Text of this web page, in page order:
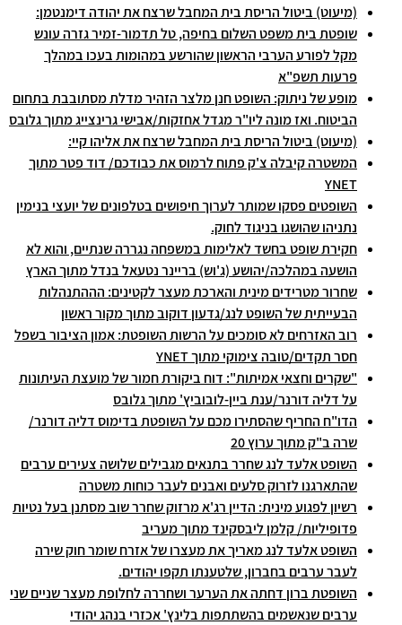
(מיעוט) ביטול הריסת בית המחבל שרצח את יהודה דימנטמן:
שופטת בית משפט השלום בחיפה, טל תדמור-זמיר גזרה עונש
מקל לפורע הערבי הראשון שהורשע במהומות בעכו במהלך
פרעות תשפ"א
מופע של ניתוק: השופט חנן מלצר הזהיר מדלת מסתובבת בתחום
הביטוח. ואז מונה ליו"ר מגדל אחזקות/אבישי גרינצייג מתוך גלובס
(מיעוט) ביטול הריסת בית המחבל שרצח את אליהו קיי:
המשטרה קיבלה צ'ק פתוח לרמוס את כבודכם/ דוד פטר מתוך
YNET
השופטים פסקו שמותר לערוך חיפושים בטלפונים של יועצי בנימין
נתניהו שהושגו בניגוד לחוק.
חקירת שופט בחשד לאלימות במשפחה נגררה שנתיים, והוא לא
הושעה במהלכה/יהושע (ג'וש) בריינר נטעאל בנדל מתוך הארץ
שחרור מטרידים מינית והארכת מעצר לקטינים: הההתנהלות
הבעייתית של השופט לנג/גדעון דוקוב מתוך מקור ראשון
רוב האזרחים לא סומכים על הרשות השופטת: אמון הציבור בשפל
חסר תקדים/טובה צימוקי מתוך YNET
"שקרים וחצאי אמיתות": דוח ביקורת חמור של מועצת העיתונות
על דליה דורנר/ענת ביין-לובוביץ' מתוך גלובס
הדו"ח החריף שהסתירו מכם על השופטת בדימוס דליה דורנר/
שרה ב"ק מתוך ערוץ 20
השופט אלעד לנג שחרר בתנאים מגבילים שלושה צעירים ערבים
שהתארגנו לזרוק סלעים ואבנים לעבר כוחות משטרה
רשיון לפגוע מינית: הדיין רג'א מרזוק שחרר שוב מסתנן בעל נטיות
פדופיליות/ קלמן ליבסקינד מתוך מעריב
השופט אלעד לנג מאריך את מעצרו של אזרח שומר חוק שירה
לעבר ערבים בחברון, שלטענתו תקפו יהודים.
השופטת ברון דחתה את הערער ושחררה לחלופת מעצר שניים שני
ערבים שנאשמים בהשתתפות בלינץ' אכזרי בנהג יהודי